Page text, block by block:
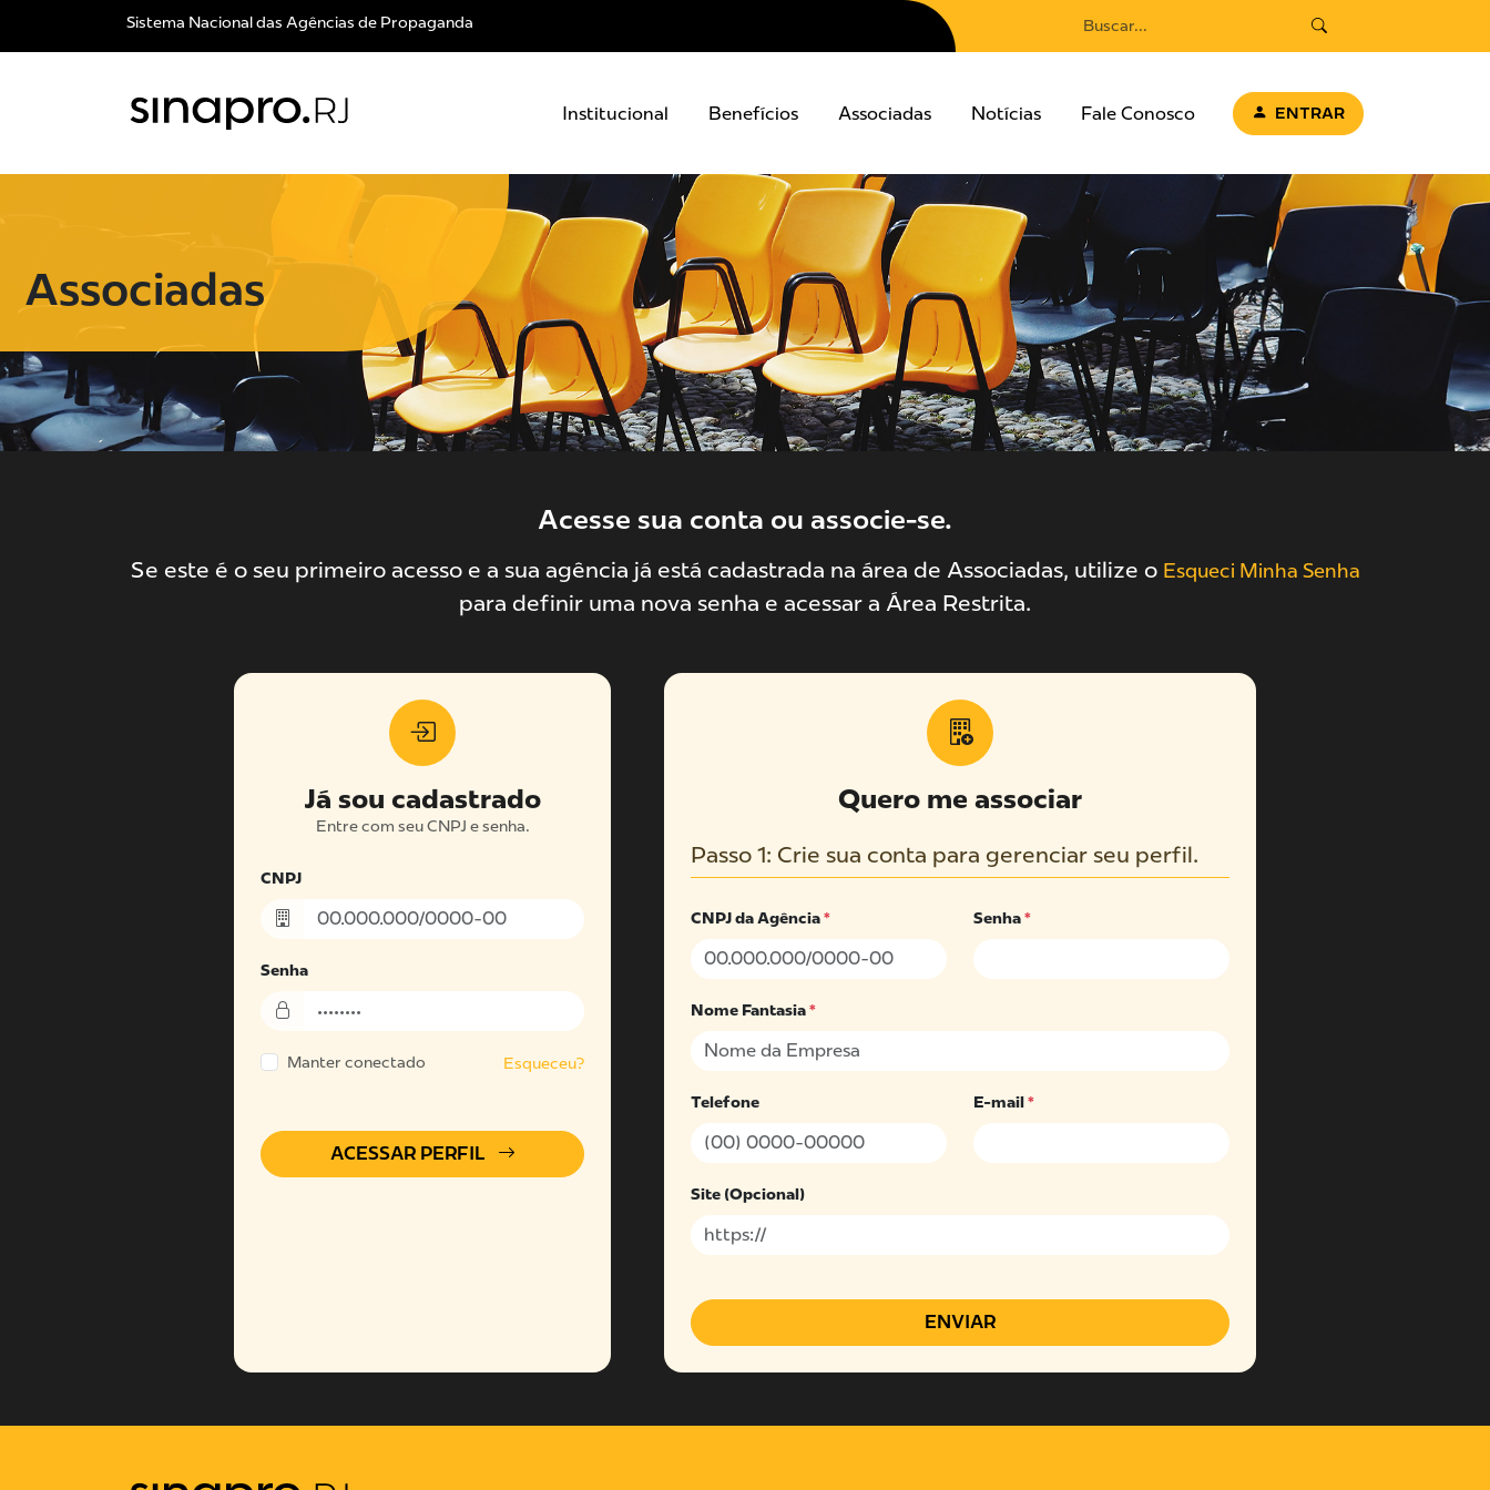
Sistema Nacional das Agências de Propaganda
Institucional Benefícios Associadas Notícias Fale Conosco ENTRAR
Associadas
Acesse sua conta ou associe-se.
Se este é o seu primeiro acesso e a sua agência já está cadastrada na área de Associadas, utilize o Esqueci Minha Senha
para definir uma nova senha e acessar a Área Restrita.
Já sou cadastrado
Entre com seu CNPJ e senha.
CNPJ
Senha
Manter conectado Esqueceu?
ACESSAR PERFIL
Quero me associar
Passo 1: Crie sua conta para gerenciar seu perfil.
CNPJ da Agência* Senha*
Nome Fantasia*
Telefone E-mail*
Site (Opcional)
ENVIAR